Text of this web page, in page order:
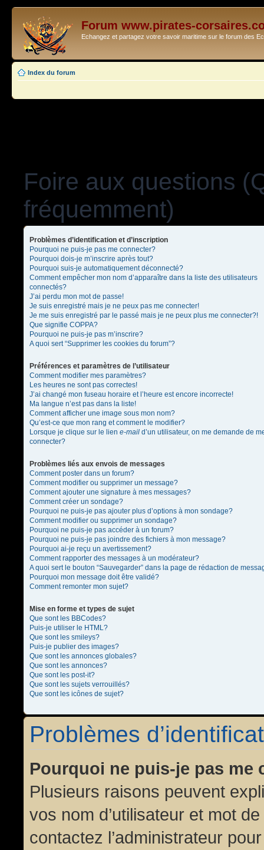
Forum www.pirates-
Echangez et partagez votre savoir maritime sur le forum des
Index du forum
Foire aux questions
fréquemment)
Problèmes d’identification et d’inscription
Pourquoi ne puis-je pas me connecter?
Pourquoi dois-je m’inscrire après tout?
Pourquoi suis-je automatiquement déconnecté?
Comment empêcher mon nom d’apparaître dans la liste des utilisateurs
connectés?
J’ai perdu mon mot de passe!
Je suis enregistré mais je ne peux pas me connecter!
Je me suis enregistré par le passé mais je ne peux plus me connecter?!
Que signifie COPPA?
Pourquoi ne puis-je pas m’inscrire?
A quoi sert “Supprimer les cookies du forum”?
Préférences et paramètres de l’utilisateur
Comment modifier mes paramètres?
Les heures ne sont pas correctes!
J’ai changé mon fuseau horaire et l’heure est encore incorrecte!
Ma langue n’est pas dans la liste!
Comment afficher une image sous mon nom?
Qu’est-ce que mon rang et comment le modifier?
Lorsque je clique sur le lien e-mail d’un utilisateur, on me demande de
connecter?
Problèmes liés aux envois de messages
Comment poster dans un forum?
Comment modifier ou supprimer un message?
Comment ajouter une signature à mes messages?
Comment créer un sondage?
Pourquoi ne puis-je pas ajouter plus d’options à mon sondage?
Comment modifier ou supprimer un sondage?
Pourquoi ne puis-je pas accéder à un forum?
Pourquoi ne puis-je pas joindre des fichiers à mon message?
Pourquoi ai-je reçu un avertissement?
Comment rapporter des messages à un modérateur?
A quoi sert le bouton “Sauvegarder” dans la page de rédaction de
Pourquoi mon message doit être validé?
Comment remonter mon sujet?
Mise en forme et types de sujet
Que sont les BBCodes?
Puis-je utiliser le HTML?
Que sont les smileys?
Puis-je publier des images?
Que sont les annonces globales?
Que sont les annonces?
Que sont les post-it?
Que sont les sujets verrouillés?
Que sont les icônes de sujet?
Problèmes
Pourquoi ne puis-je pas me
Plusieurs raisons peuvent
vos nom d’utilisateur et mot
contactez l’administrateur